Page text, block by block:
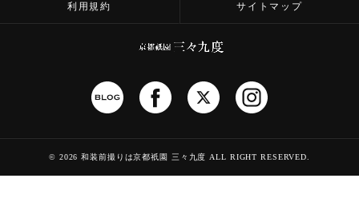
利用規約 サイトマップ
© 2026 和装前撮りは京都祇園 三々九度 ALL RIGHT RESERVED.